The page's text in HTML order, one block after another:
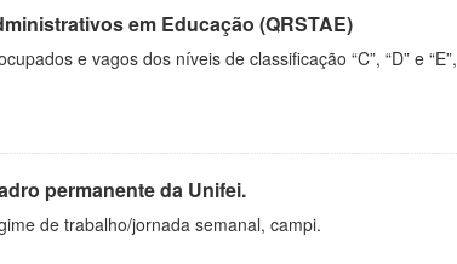
em Educação (QRSTAE)
e vagos dos níveis de classificação “C”, “D” e “E”,
permanente da Unifei.
de trabalho/jornada semanal, campi.